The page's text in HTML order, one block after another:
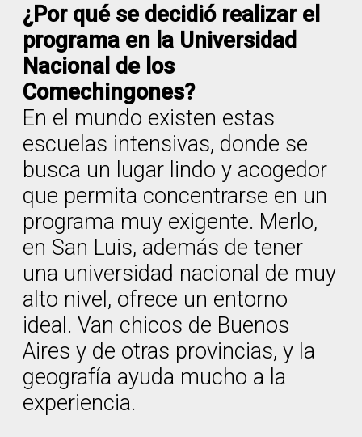
¿Por qué se decidió realizar el
programa en la Universidad
Nacional de los
Comechingones?
En el mundo existen estas
escuelas intensivas, donde se
busca un lugar lindo y acogedor
que permita concentrarse en un
programa muy exigente. Merlo,
en San Luis, además de tener
una universidad nacional de muy
alto nivel, ofrece un entorno
ideal. Van chicos de Buenos
Aires y de otras provincias, y la
geografía ayuda mucho a la
experiencia.